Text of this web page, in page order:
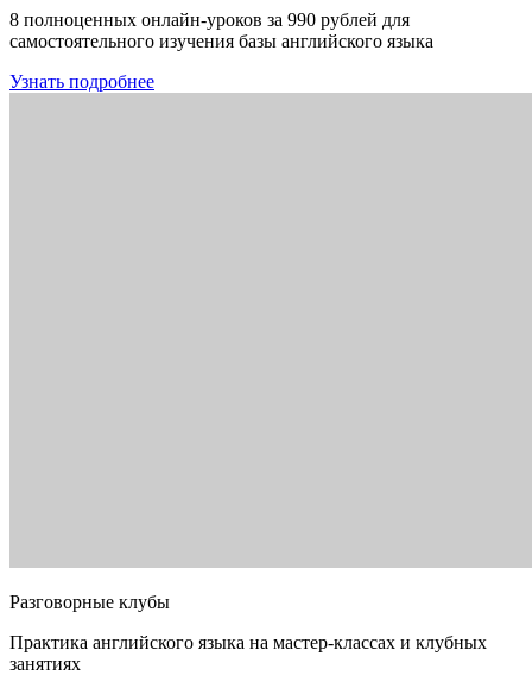
8 полноценных онлайн-уроков за 990 рублей для
самостоятельного изучения базы английского языка
Узнать подробнее
Разговорные клубы
Практика английского языка на мастер-классах и клубных
занятиях